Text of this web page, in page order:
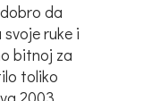
da
ruke i
bitnoj za
toliko